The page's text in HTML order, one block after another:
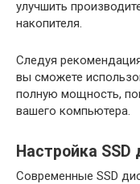
улучшить
накопителя.
Следуя
вы сможете
полную мощность,
вашего компьютера.
Настройка SSD
Современные SSD